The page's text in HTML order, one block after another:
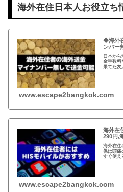
海外在住日本人お役立ち
◆海外
ンバー
日本か
金手数料
果てた友
www.escape2bangkok.com
海外在
290円,
海外在住
保は頭痛
すぐ使え
www.escape2bangkok.com